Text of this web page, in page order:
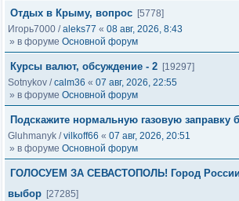
Отдых в Крыму, вопрос [5778]
Игорь7000 /aleks77 « 08 авг, 2026, 8:43
» в форуме Основной форум
Курсы валют, обсуждение - 2 [19297]
Sotnykov /calm36 « 07 авг, 2026, 22:55
» в форуме Основной форум
Подскажите нормальную газовую заправку
Gluhmanyk /vilkoff66 « 07 авг, 2026, 20:51
» в форуме Основной форум
ГОЛОСУЕМ ЗА СЕВАСТОПОЛЬ! Город
выбор [27285]